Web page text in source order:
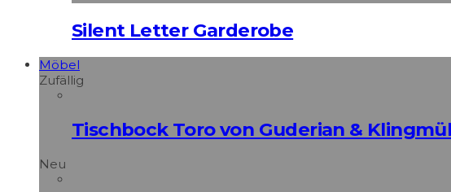
Silent Letter Garderobe
Möbel
Zufällig
Tischbock Toro von Guderian &
Neu